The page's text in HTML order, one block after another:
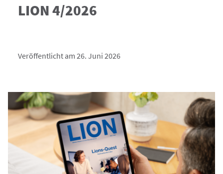
LION 4/2026
Veröffentlicht am 26. Juni 2026